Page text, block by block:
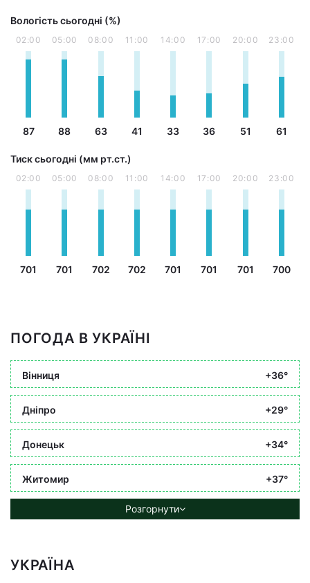
Вологість сьогодні (%)
02:00
87
05:00
88
08:00
63
11:00
41
14:00
33
17:00
36
20:00
51
23:00
61
Тиск сьогодні (мм рт.ст.)
02:00
701
05:00
701
08:00
702
11:00
702
14:00
701
17:00
701
20:00
701
23:00
700
ПОГОДА В УКРАЇНІ
Вінниця +36°
Дніпро +29°
Донецьк +34°
Житомир +37°
Розгорнути
УКРАЇНА